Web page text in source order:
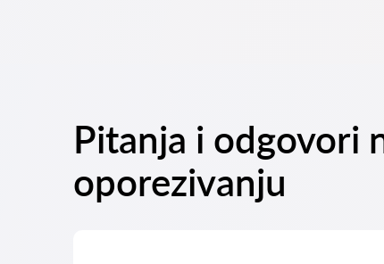
Pitanja i odgovori
oporezivanju